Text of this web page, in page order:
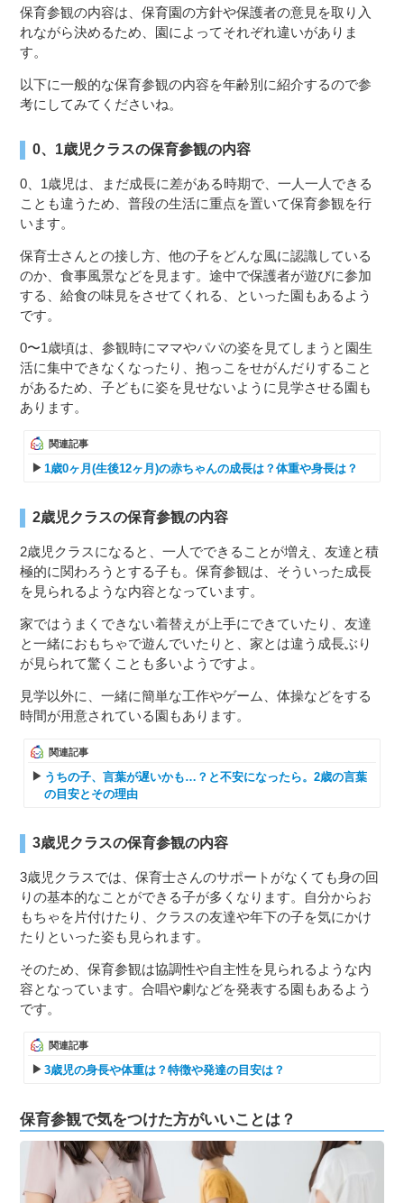
保育参観の内容は、保育園の方針や保護者の意見を取り入
れながら決めるため、園によってそれぞれ違いがありま
す。
以下に一般的な保育参観の内容を年齢別に紹介するので参
考にしてみてくださいね。
0、1歳児クラスの保育参観の内容
0、1歳児は、まだ成長に差がある時期で、一人一人できる
ことも違うため、普段の生活に重点を置いて保育参観を行
います。
保育士さんとの接し方、他の子をどんな風に認識している
のか、食事風景などを見ます。途中で保護者が遊びに参加
する、給食の味見をさせてくれる、といった園もあるよう
です。
0〜1歳頃は、参観時にママやパパの姿を見てしまうと園生
活に集中できなくなったり、抱っこをせがんだりすること
があるため、子どもに姿を見せないように見学させる園も
あります。
関連記事
1歳0ヶ月(生後12ヶ月)の赤ちゃんの成長は？体重や身長は？
2歳児クラスの保育参観の内容
2歳児クラスになると、一人でできることが増え、友達と積
極的に関わろうとする子も。保育参観は、そういった成長
を見られるような内容となっています。
家ではうまくできない着替えが上手にできていたり、友達
と一緒におもちゃで遊んでいたりと、家とは違う成長ぶり
が見られて驚くことも多いようですよ。
見学以外に、一緒に簡単な工作やゲーム、体操などをする
時間が用意されている園もあります。
関連記事
うちの子、言葉が遅いかも…？と不安になったら。2歳の言葉
の目安とその理由
3歳児クラスの保育参観の内容
3歳児クラスでは、保育士さんのサポートがなくても身の回
りの基本的なことができる子が多くなります。自分からお
もちゃを片付けたり、クラスの友達や年下の子を気にかけ
たりといった姿も見られます。
そのため、保育参観は協調性や自主性を見られるような内
容となっています。合唱や劇などを発表する園もあるよう
です。
関連記事
3歳児の身長や体重は？特徴や発達の目安は？
保育参観で気をつけた方がいいことは？